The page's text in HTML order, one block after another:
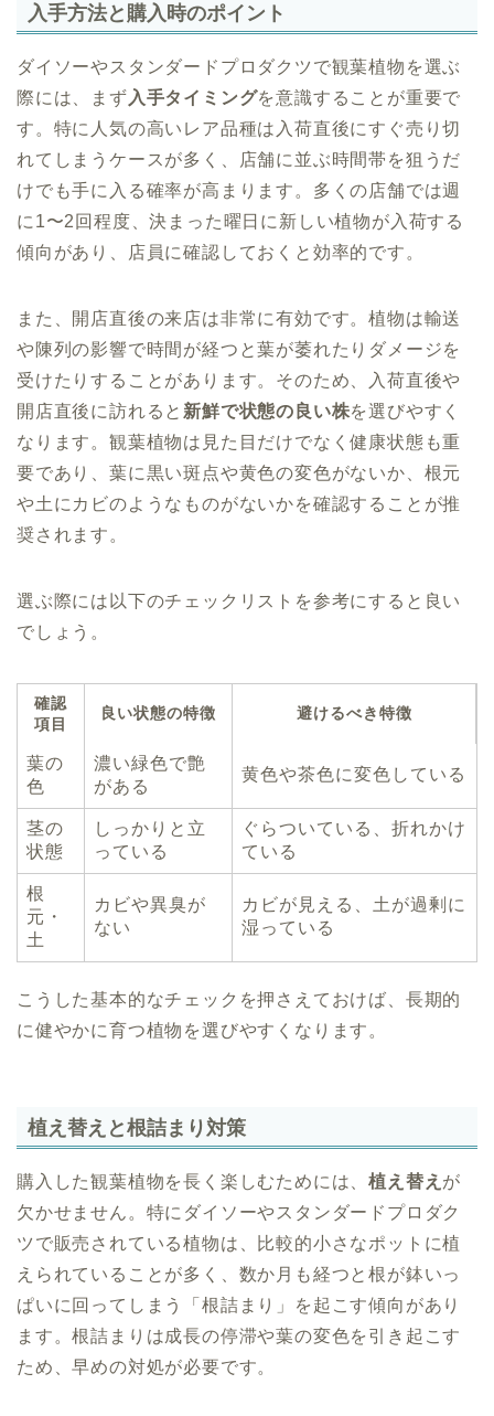
入手方法と購入時のポイント
ダイソーやスタンダードプロダクツで観葉植物を選ぶ
際には、まず 入手タイミングを意識することが重要で
す。特に人気の高いレア品種は入荷直後にすぐ売り切
れてしまうケースが多く、店舗に並ぶ時間帯を狙うだ
けでも手に入る確率が高まります。多くの店舗では週
に1〜2回程度、決まった曜日に新しい植物が入荷する
傾向があり、店員に確認しておくと効率的です。
また、開店直後の来店は非常に有効です。植物は輸送
や陳列の影響で時間が経つと葉が萎れたりダメージを
受けたりすることがあります。そのため、入荷直後や
開店直後に訪れると 新鮮で状態の良い株を選びやすく
なります。観葉植物は見た目だけでなく健康状態も重
要であり、葉に黒い斑点や黄色の変色がないか、根元
や土にカビのようなものがないかを確認することが推
奨されます。
選ぶ際には以下のチェックリストを参考にすると良い
でしょう。
確認
項目
良い状態の特徴 避けるべき特徴
葉の
色
濃い緑色で艶
がある
黄色や茶色に変色している
茎の
状態
しっかりと立
っている
ぐらついている、折れかけ
ている
根
元・
土
カビや異臭が
ない
カビが見える、土が過剰に
湿っている
こうした基本的なチェックを押さえておけば、長期的
に健やかに育つ植物を選びやすくなります。
植え替えと根詰まり対策
購入した観葉植物を長く楽しむためには、植え替え が
欠かせません。特にダイソーやスタンダードプロダク
ツで販売されている植物は、比較的小さなポットに植
えられていることが多く、数か月も経つと根が鉢いっ
ぱいに回ってしまう「根詰まり」を起こす傾向があり
ます。根詰まりは成長の停滞や葉の変色を引き起こす
ため、早めの対処が必要です。